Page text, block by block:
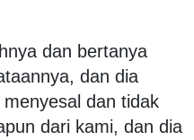
dan bertanya
dan dia
dan tidak
dari kami, dan dia